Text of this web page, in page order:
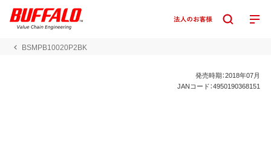
BSMPB10020P2BK
発売時期：2018年07月
JANコード：4950190368151